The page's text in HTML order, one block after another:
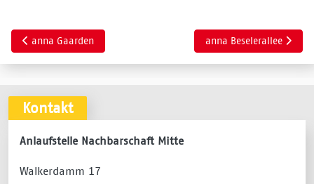
Vorheriger Beitrag: anna Gaarden
anna Gaarden Nächster Beitrag: anna
anna Beselerallee
Kontakt
Anlaufstelle Nachbarschaft Mitte
Walkerdamm 17